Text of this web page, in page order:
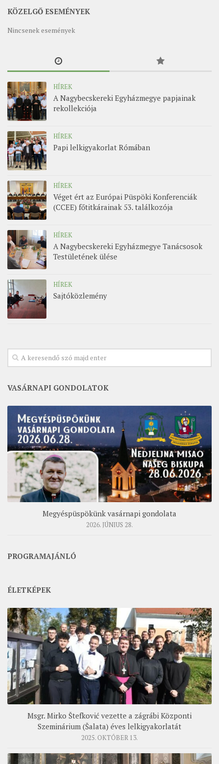
KÖZELGŐ ESEMÉNYEK
Nincsenek események
HÍREK
A Nagybecskereki Egyházmegye papjainak
rekollekciója
HÍREK
Papi lelkigyakorlat Rómában
HÍREK
Véget ért az Európai Püspöki Konferenciák
(CCEE) főtitkárainak 53. találkozója
HÍREK
A Nagybecskereki Egyházmegye Tanácsosok
Testületének ülése
HÍREK
Sajtóközlemény
VASÁRNAPI GONDOLATOK
Megyéspüspökünk vasárnapi gondolata
2026. JÚNIUS 28.
PROGRAMAJÁNLÓ
ÉLETKÉPEK
Msgr. Mirko Štefković vezette a zágrábi Központi
Szeminárium (Šalata) éves lelkigyakorlatát
2025. OKTÓBER 13.